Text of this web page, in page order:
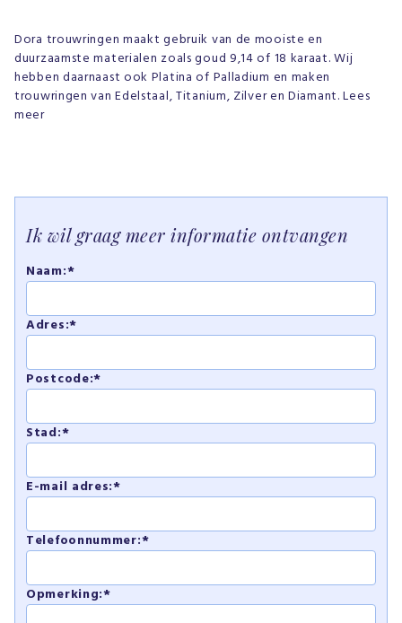
Dora trouwringen maakt gebruik van de mooiste en
duurzaamste materialen zoals goud 9,14 of 18 karaat. Wij
hebben daarnaast ook Platina of Palladium en maken
trouwringen van Edelstaal, Titanium, Zilver en Diamant. Lees
meer
Ik wil graag meer informatie ontvangen
Naam:*
Adres:*
Postcode:*
Stad:*
E-mail adres:*
Telefoonnummer:*
Opmerking:*